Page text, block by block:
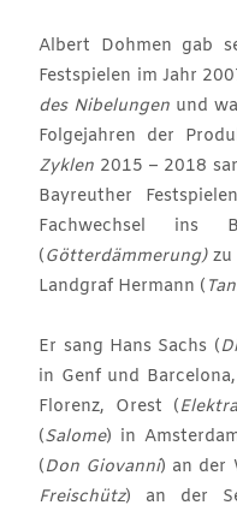
Albert Dohmen gab
Festspielen im Jahr
des Nibelungen und
Folgejahren der
Zyklen 2015 – 2018
Bayreuther
Fachwechsel ins
(Götterdämmerung)zu
Landgraf Hermann (
Er sang Hans Sachs (
in Genf und
Florenz, Orest (
(Salome) in
(Don Giovanni) an der
Freischütz) an der